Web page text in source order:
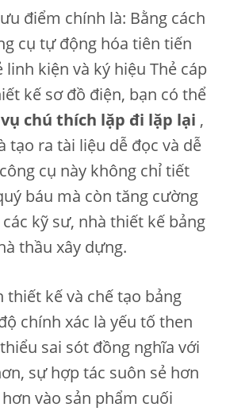
điểm chính là: Bằng cách
cụ tự động hóa tiên tiến
linh kiện và ký hiệu Thẻ cáp
kế sơ đồ điện, bạn có thể
chú thích lặp đi lặp lại ,
tạo ra tài liệu dễ đọc và dễ
cụ này không chỉ tiết
báu mà còn tăng cường
kỹ sư, nhà thiết kế bảng
thầu xây dựng.
thiết kế và chế tạo bảng
chính xác là yếu tố then
sai sót đồng nghĩa với
sự hợp tác suôn sẻ hơn
vào sản phẩm cuối